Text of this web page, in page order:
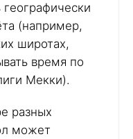
(например,
широтах,
время по
Мекки).
разных
может